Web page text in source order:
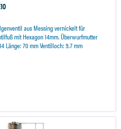
aus Messing vernickelt für
mit Hexagon 14mm. Überwurfmutter
Länge: 70 mm Ventilloch: 9.7 mm